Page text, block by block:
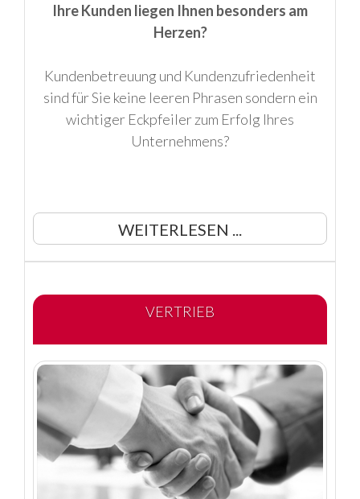
Ihre Kunden liegen Ihnen besonders am
Herzen?
Kundenbetreuung und Kundenzufriedenheit
sind für Sie keine leeren Phrasen sondern ein
wichtiger Eckpfeiler zum Erfolg Ihres
Unternehmens?
WEITERLESEN ...
VERTRIEB